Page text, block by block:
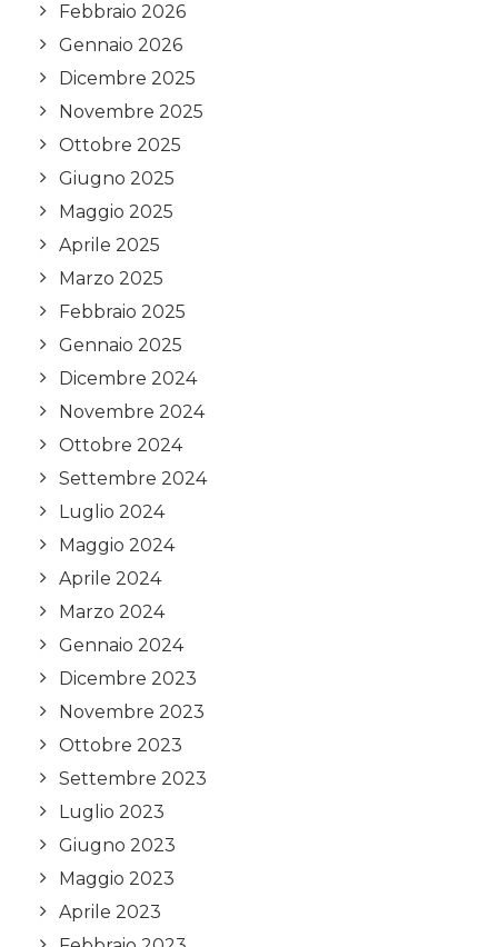
Febbraio 2026
Gennaio 2026
Dicembre 2025
Novembre 2025
Ottobre 2025
Giugno 2025
Maggio 2025
Aprile 2025
Marzo 2025
Febbraio 2025
Gennaio 2025
Dicembre 2024
Novembre 2024
Ottobre 2024
Settembre 2024
Luglio 2024
Maggio 2024
Aprile 2024
Marzo 2024
Gennaio 2024
Dicembre 2023
Novembre 2023
Ottobre 2023
Settembre 2023
Luglio 2023
Giugno 2023
Maggio 2023
Aprile 2023